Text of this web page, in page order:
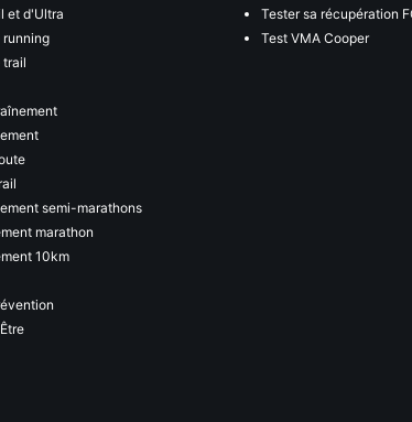
et d'Ultra
running
trail
semi-marathons
marathon
10km
Tester sa récupération
Test VMA Cooper